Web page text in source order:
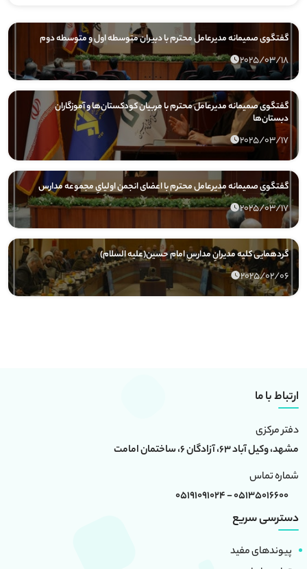
گفتگوی صمیمانه مدیرعامل محترم با دبیران متوسطه اول و متوسطه دوم
2025/03/18
گفتگوی صمیمانه مدیرعامل محترم با مربیان کودکستان‌ها و آموزگاران
دبستان‌ها
2025/03/17
گفتگوی صمیمانه مدیرعامل محترم با اعضای انجمن اولیایِ مجموعه مدارس
2025/03/17
گردهمایی کلیه مدیرانِ مدارسِ امام حسین(علیه السلام)
2025/02/06
ارتباط با ما
دفتر مرکزی
مشهد، وکیل آباد 63، آزادگان 6، ساختمان امامت
شماره تماس
05135016600 - 05191091024
دسترسی سریع
پیوندهای مفید